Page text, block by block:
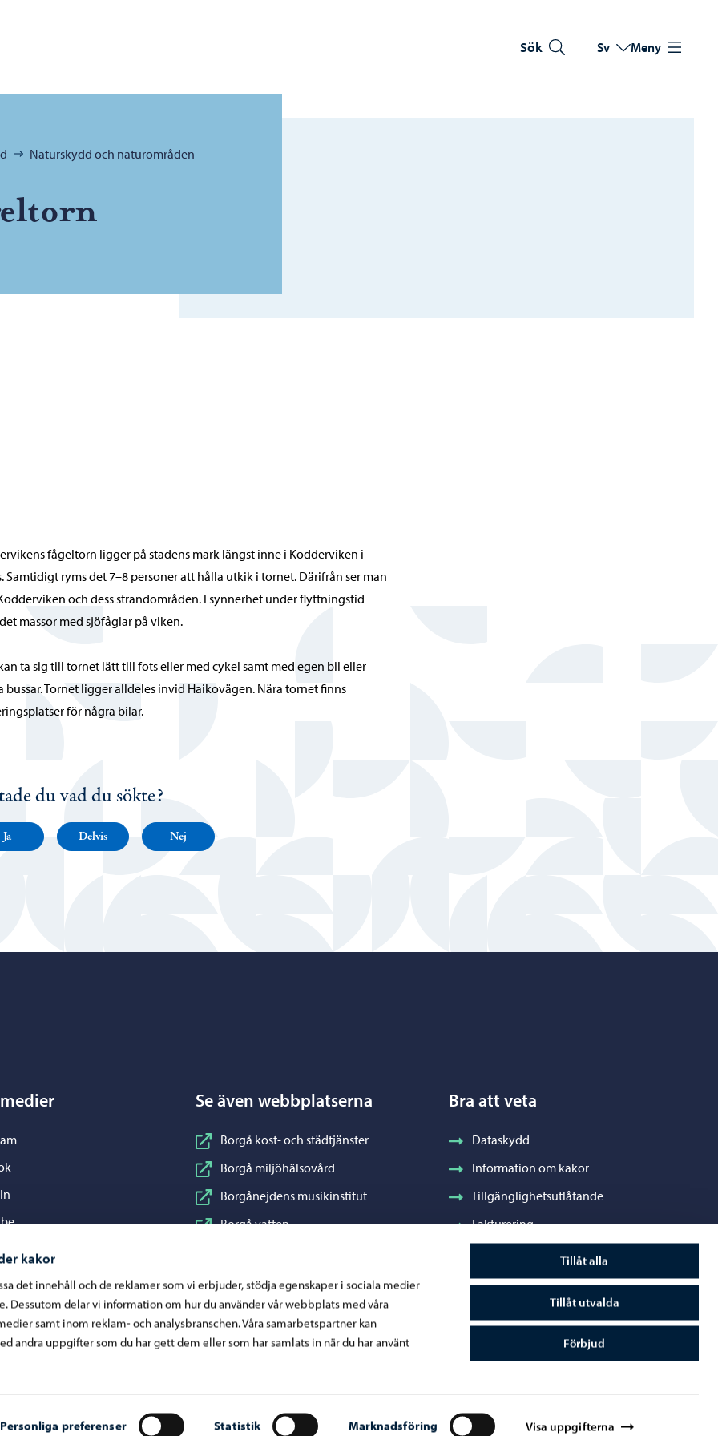
kakor
det innehåll och de reklamer som vi erbjuder, stödja egenskaper i sociala medier
Dessutom delar vi information om hur du använder vår webbplats med våra
samt inom reklam- och analysbranschen. Våra samarbetspartner kan
andra uppgifter som du har gett dem eller som har samlats in när du har använt
Personliga preferenser Statistik Marknadsföring Visa uppgifterna
Tillåt alla
Tillåt utvalda
Förbjud
Sök Byt språk
Nuvarande språk:
Sv Meny
Naturskydd och naturområden
fågeltorn ligger på stadens mark längst inne i Kodderviken i
Samtidigt ryms det 7–8 personer att hålla utkik i tornet. Därifrån ser man
och dess strandområden. I synnerhet under flyttningstid
massor med sjöfåglar på viken.
ta sig till tornet lätt till fots eller med cykel samt med egen bil eller
bussar. Tornet ligger alldeles invid Haikovägen. Nära tornet finns
för några bilar.
du vad du sökte?
Ja Delvis Nej
Se även webbplatserna
Borgå kost- och städtjänster
Borgå miljöhälsovård
Borgånejdens musikinstitut
Borgå vatten
Konstfabriken
Visit Porvoo
Östra Nylands välfärdsområde
Bra att veta
Dataskydd
Information om kakor
Tillgänglighetsutlåtande
Fakturering
Stadens visuella profil och vapen